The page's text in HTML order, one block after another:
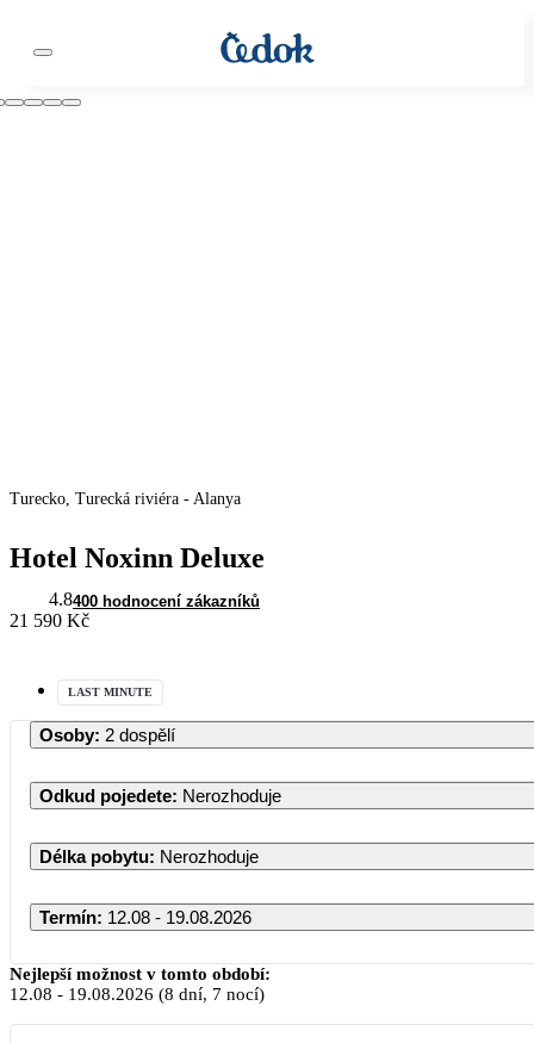
Turecko, Turecká riviéra - Alanya
Hotel Noxinn Deluxe
4.8400 hodnocení zákazníků
21 590 Kč
LAST MINUTE
Osoby: 2 dospělí
Odkud pojedete: Nerozhoduje
Délka pobytu: Nerozhoduje
Termín: 12.08 - 19.08.2026
Nejlepší možnost v tomto období:
12.08 - 19.08.2026 (8 dní, 7 nocí)